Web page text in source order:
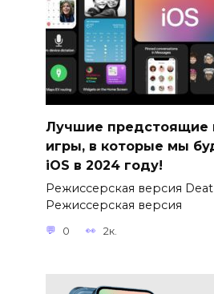
Лучшие предстоящие
игры, в которые мы
iOS в 2024 году!
Режиссерская версия
Режиссерская версия
0 2к.